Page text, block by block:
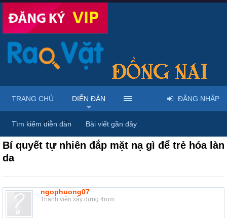
Diễn đàn ... Dược phẩm, y tế & sách báo
Bí quyết tự nhiên đắp mặt nạ gì để trẻ hóa làn
da
ngophuong07
Thành viên xây dựng 4rum
TRANG CHỦ DIỄN ĐÀN
Tìm kiếm diễn đàn Bài viết gần đây
ĐĂNG NHẬP